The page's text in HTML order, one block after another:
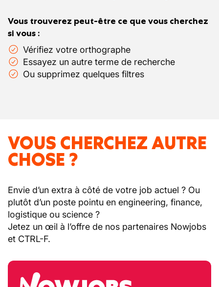
Vous trouverez peut-être ce que vous cherchez
si vous :
Vérifiez votre orthographe
Essayez un autre terme de recherche
Ou supprimez quelques filtres
VOUS CHERCHEZ AUTRE
CHOSE ?
Envie d’un extra à côté de votre job actuel ? Ou
plutôt d’un poste pointu en engineering, finance,
logistique ou science ?
Jetez un œil à l’offre de nos partenaires Nowjobs
et CTRL-F.